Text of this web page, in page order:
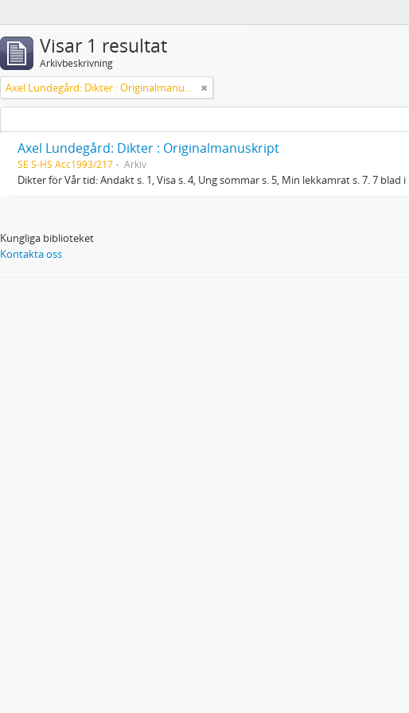
Visar 1 resultat
Arkivbeskrivning
Axel Lundegård: Dikter : Originalmanuskript
Axel Lundegård: Dikter : Originalmanuskript
SE S-HS Acc1993/217 Arkiv
Dikter för Vår tid: Andakt s. 1, Visa s. 4, Ung sommar s. 5, Min lekkamrat s. 7. 7 blad
Kungliga biblioteket
Kontakta oss